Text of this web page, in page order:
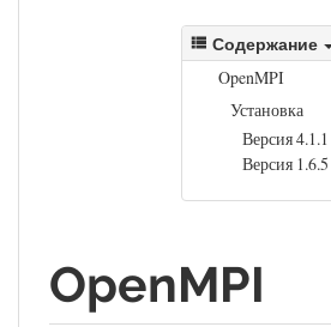
Содержание
OpenMPI
Установка
Версия 4.1.1
Версия 1.6.5
OpenMPI